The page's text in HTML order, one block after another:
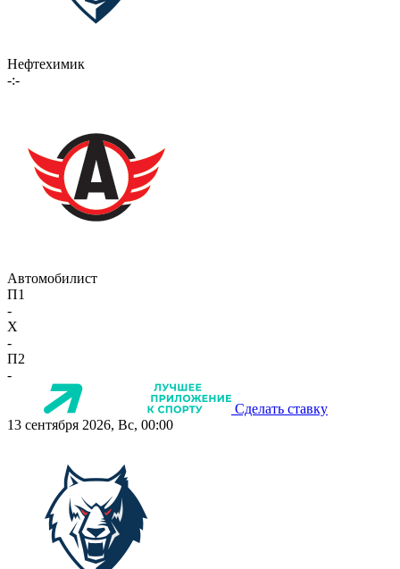
Нефтехимик
-:-
Автомобилист
П1
-
X
-
П2
-
Сделать ставку
13 сентября 2026, Вс, 00:00